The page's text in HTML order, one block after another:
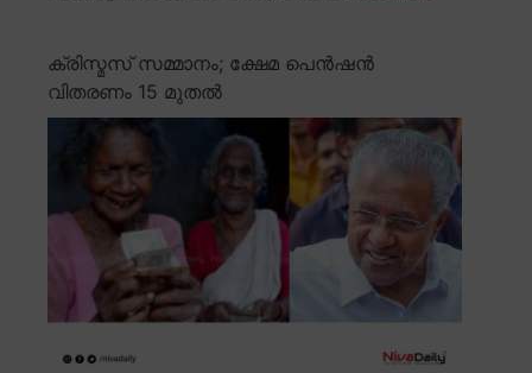
ക്രിസ്മസ് സമ്മാനം; ക്ഷേമ പെൻഷൻ
വിതരണം 15 മുതൽ